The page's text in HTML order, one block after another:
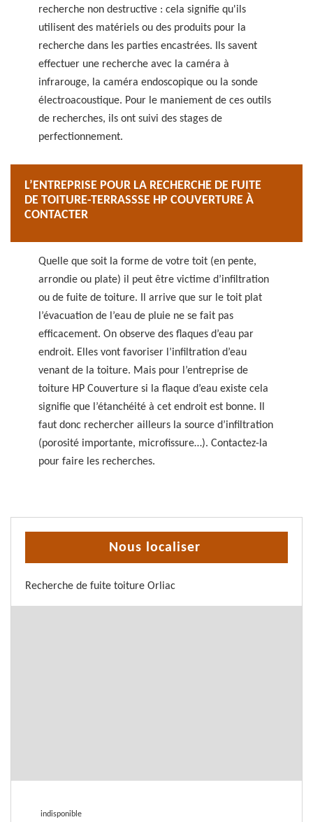
recherche non destructive : cela signifie qu'ils
utilisent des matériels ou des produits pour la
recherche dans les parties encastrées. Ils savent
effectuer une recherche avec la caméra à
infrarouge, la caméra endoscopique ou la sonde
électroacoustique. Pour le maniement de ces outils
de recherches, ils ont suivi des stages de
perfectionnement.
L’ENTREPRISE POUR LA RECHERCHE DE FUITE
DE TOITURE-TERRASSSE HP COUVERTURE À
CONTACTER
Quelle que soit la forme de votre toit (en pente,
arrondie ou plate) il peut être victime d’infiltration
ou de fuite de toiture. Il arrive que sur le toit plat
l’évacuation de l’eau de pluie ne se fait pas
efficacement. On observe des flaques d’eau par
endroit. Elles vont favoriser l’infiltration d’eau
venant de la toiture. Mais pour l’entreprise de
toiture HP Couverture si la flaque d’eau existe cela
signifie que l’étanchéité à cet endroit est bonne. Il
faut donc rechercher ailleurs la source d’infiltration
(porosité importante, microfissure…). Contactez-la
pour faire les recherches.
Nous localiser
Recherche de fuite toiture Orliac
indisponible